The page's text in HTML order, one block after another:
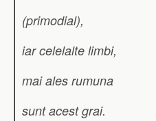
(primodial),
iar celelalte limbi,
mai ales rumuna
sunt acest grai.